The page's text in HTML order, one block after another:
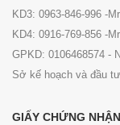
KD3: 0963-846-996 -
KD4: 0916-769-856 -
GPKD: 0106468574 -
Sở kế hoạch và đầu
GIẤY CHỨNG